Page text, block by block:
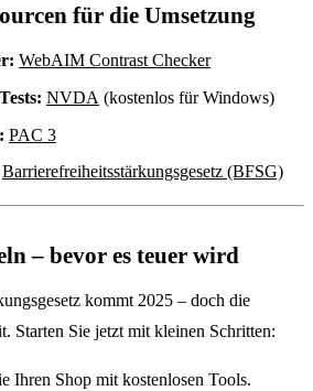
für die Umsetzung
WebAIM Contrast Checker
NVDA (kostenlos für Windows)
PAC 3
Barrierefreiheitsstärkungsgesetz (BFSG)
– bevor es teuer wird
kommt 2025 – doch die
Starten Sie jetzt mit kleinen Schritten:
Ihren Shop mit kostenlosen Tools.